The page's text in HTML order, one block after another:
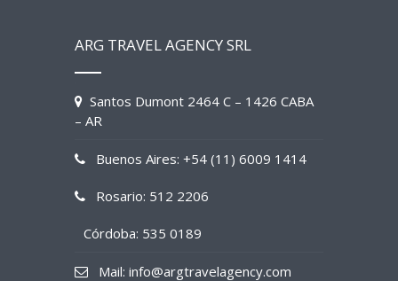
ARG TRAVEL AGENCY SRL
Santos Dumont 2464 C – 1426 CABA
– AR
Buenos Aires: +54 (11) 6009 1414
Rosario: 512 2206
Córdoba: 535 0189
Mail: info@argtravelagency.com